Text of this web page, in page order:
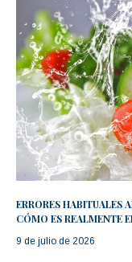
ERRORES HABITUALES
CÓMO ES REALMENTE
9 de julio de 2026